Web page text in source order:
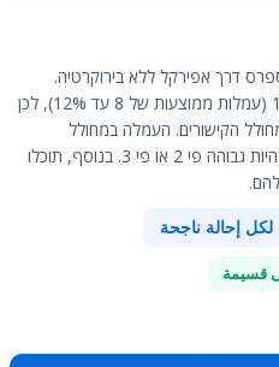
דרך אפירקל ללא בירוקרטיה.
העמלות משתנות ואינן קבועות על 16% (עמלות ממוצעות של 8 עד 12%), לכן
הקישורים. העמלה במחולל
הקישורים היא עמלת המינימום ויכולה להיות גבוהה פי 2 או פי 3. בנוסף, תוכלו
قسيمة